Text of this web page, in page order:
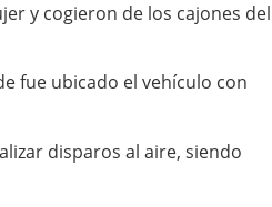
y cogieron de los cajones del
fue ubicado el vehículo con
disparos al aire, siendo